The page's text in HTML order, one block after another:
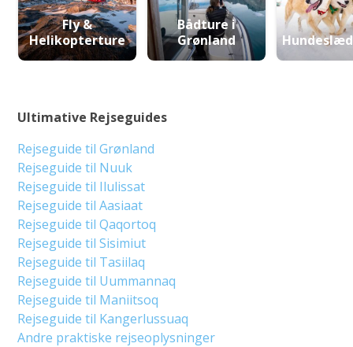
Fly &
Helikopterture
Bådture i
Grønland
Ultimative Rejseguides
Rejseguide til Grønland
Rejseguide til Nuuk
Rejseguide til Ilulissat
Rejseguide til Aasiaat
Rejseguide til Qaqortoq
Rejseguide til Sisimiut
Rejseguide til Tasiilaq
Rejseguide til Uummannaq
Rejseguide til Maniitsoq
Rejseguide til Kangerlussuaq
Andre praktiske rejseoplysninger